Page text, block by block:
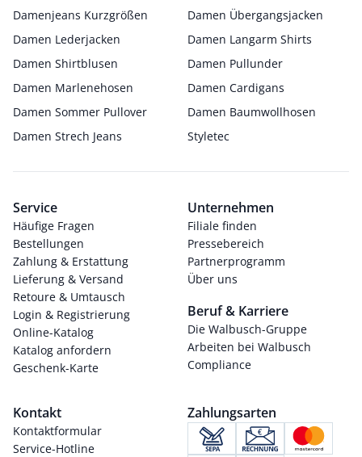
Damenjeans Kurzgrößen
Damen Übergangsjacken
Damen Lederjacken
Damen Langarm Shirts
Damen Shirtblusen
Damen Pullunder
Damen Marlenehosen
Damen Cardigans
Damen Sommer Pullover
Damen Baumwollhosen
Damen Strech Jeans
Styletec
Service
Häufige Fragen
Bestellungen
Zahlung & Erstattung
Lieferung & Versand
Retoure & Umtausch
Login & Registrierung
Online-Katalog
Katalog anfordern
Geschenk-Karte
Unternehmen
Filiale finden
Pressebereich
Partnerprogramm
Über uns
Beruf & Karriere
Die Walbusch-Gruppe
Arbeiten bei Walbusch
Compliance
Kontakt
Kontaktformular
Service-Hotline
Zahlungsarten